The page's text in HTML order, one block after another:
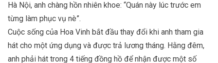
Hà Nội, anh chàng hồn nhiên khoe: “Quán này lúc trước em
từng làm phục vụ nè”.
Cuộc sống của Hoa Vinh bắt đầu thay đổi khi anh tham gia
hát cho một ứng dụng và được trả lương tháng. Hằng đêm,
anh phải hát trong 4 tiếng đồng hồ để nhận được một số